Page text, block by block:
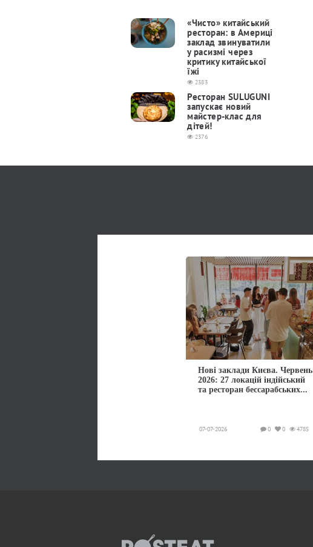
«Чисто» китайський
ресторан: в Америці
заклад звинуватили
у расизмі через
критику китайської
їжі
2383
Ресторан SULUGUNI
запускає новий
майстер-клас для
дітей!
2376
Нові заклади Києва. Червень
2026: 27 локацій індійський
та ресторан бессарабських...
07-07-2026 4785
0
0